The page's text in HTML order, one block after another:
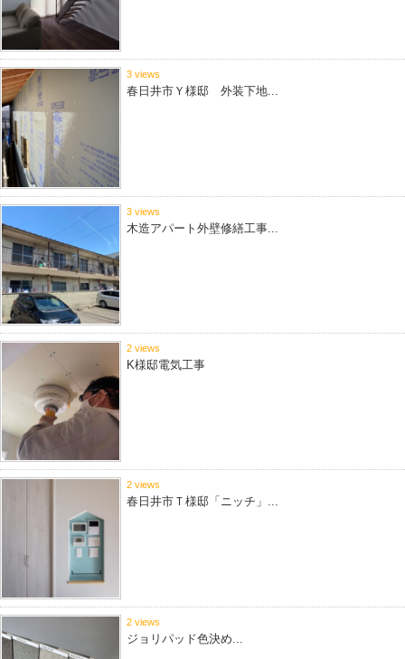
3 views
春日井市Ｙ様邸 外装下地...
3 views
木造アパート外壁修繕工事...
2 views
K様邸電気工事
2 views
春日井市Ｔ様邸「ニッチ」...
2 views
ジョリパッド色決め...